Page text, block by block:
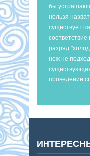
бы
нельзя
существует
разряд
нож не
проведении